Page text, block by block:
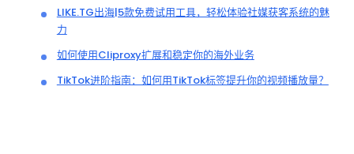
LIKE.TG出海|5款免费试用工具，轻松体验社媒获客系统的魅
力
如何使用Cliproxy扩展和稳定你的海外业务
TikTok进阶指南：如何用TikTok标签提升你的视频播放量？